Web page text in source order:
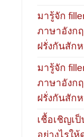
มารู้จัก
ภาษาอังก
ฝรั่งกันสัก
มารู้จัก
ภาษาอังก
ฝรั่งกันสัก
เชื้อเชิญเ
อย่างไรใ